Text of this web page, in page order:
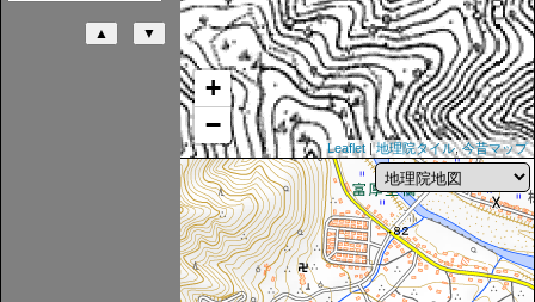
+
−
Leaflet |地理院タイル,今昔マップ